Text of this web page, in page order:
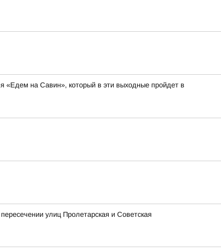
«Едем на Савин», который в эти выходные пройдет в
улиц Пролетарская и Советская